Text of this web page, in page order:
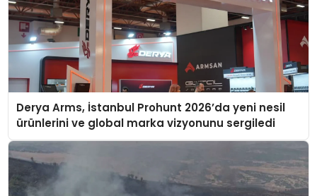
Derya Arms, İstanbul Prohunt 2026’da yeni nesil
ürünlerini ve global marka vizyonunu sergiledi